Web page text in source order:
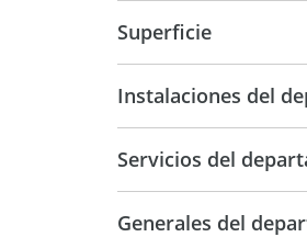
Superficie
Instalaciones del
Servicios del
Generales del